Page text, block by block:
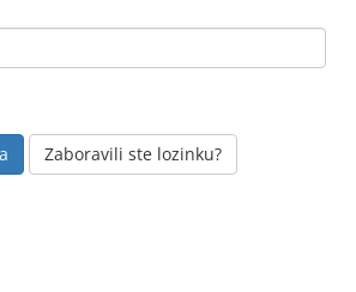
Zaboravili ste lozinku?